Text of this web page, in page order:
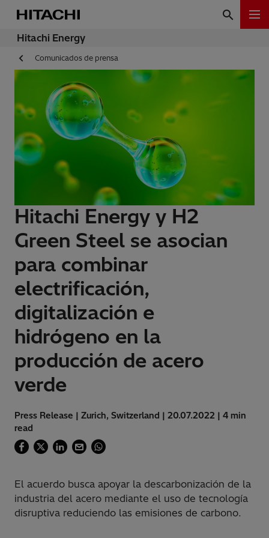
Hitachi Energy
Comunicados de prensa
Hitachi Energy y H2
Green Steel se asocian
para combinar
electrificación,
digitalización e
hidrógeno en la
producción de acero
verde
Press Release | Zurich, Switzerland | 20.07.2022 | 4 min
read
El acuerdo busca apoyar la descarbonización de la
industria del acero mediante el uso de tecnología
disruptiva reduciendo las emisiones de carbono.